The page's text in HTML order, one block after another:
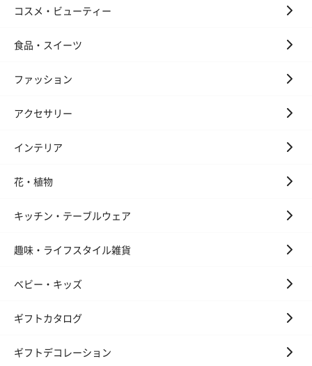
コスメ・ビューティー
食品・スイーツ
ファッション
アクセサリー
インテリア
花・植物
キッチン・テーブルウェア
趣味・ライフスタイル雑貨
ベビー・キッズ
ギフトカタログ
ギフトデコレーション